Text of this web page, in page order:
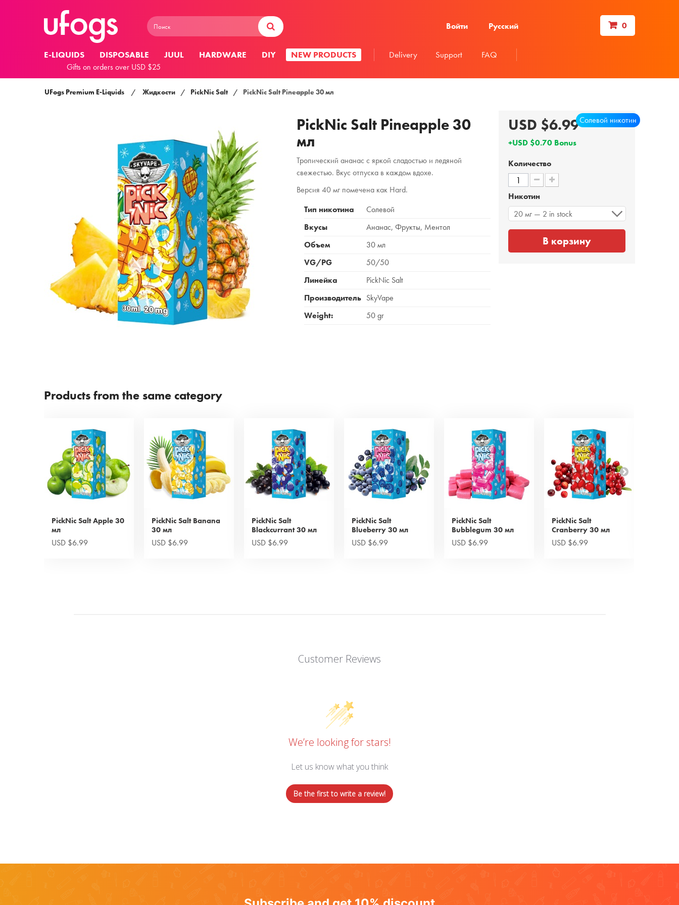
Войти Русский 0
E-LIQUIDS DISPOSABLE JUUL HARDWARE DIY NEW PRODUCTS Delivery Support FAQ
Gifts on orders over USD $25
UFogs Premium E-Liquids / Жидкости / PickNic Salt / PickNic Salt Pineapple 30 мл
PickNic Salt Pineapple 30
мл
Тропический ананас с яркой сладостью и ледяной
свежестью. Вкус отпуска в каждом вдохе.
Версия 40 мг помечена как Hard.
Тип никотина
Солевой
Вкусы
Ананас, Фрукты, Ментол
Объем
30 мл
VG/PG
50/50
Линейка
PickNic Salt
Производитель SkyVape
Weight:
50 gr
USD $6.99
+USD $0.70 Bonus
Солевой никотин
Количество
Никотин
20 мг — 2 in stock
В корзину
Products from the same category
PickNic Salt Apple 30
мл
USD $6.99
PickNic Salt Banana
30 мл
USD $6.99
PickNic Salt
Blackcurrant 30 мл
USD $6.99
PickNic Salt
Blueberry 30 мл
USD $6.99
PickNic Salt
Bubblegum 30 мл
USD $6.99
PickNic Salt
Cranberry 30 мл
USD $6.99
Customer Reviews
We’re looking for stars!
Let us know what you think
Be the first to write a review!